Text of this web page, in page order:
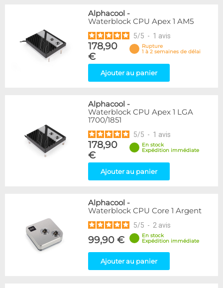
Alphacool -
Waterblock CPU Apex 1 AM5
5/5 - 1 avis
178,90
€
Rupture
1 à 2 semaines de délai
Ajouter au panier
Alphacool -
Waterblock CPU Apex 1 LGA
1700/1851
5/5 - 1 avis
178,90
€
En stock
Expédition immédiate
Ajouter au panier
Alphacool -
Waterblock CPU Core 1 Argent
5/5 - 2 avis
99,90 €
En stock
Expédition immédiate
Ajouter au panier